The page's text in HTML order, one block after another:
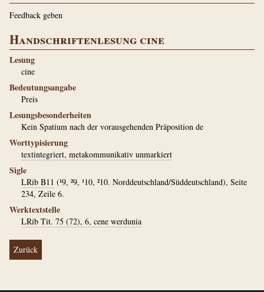
Feedback geben
Handschriftenlesung cine
Lesung
cine
Bedeutungsangabe
Preis
Lesungsbesonderheiten
Kein Spatium nach der vorausgehenden Präposition de
Worttypisierung
textintegriert, metakommunikativ unmarkiert
Sigle
LRib B11 (¹9, ²9, ¹10, ²10. Norddeutschland/Süddeutschland), Seite
234, Zeile 6.
Werktextstelle
LRib Tit. 75 (72), 6, cene werdunia
Zurück